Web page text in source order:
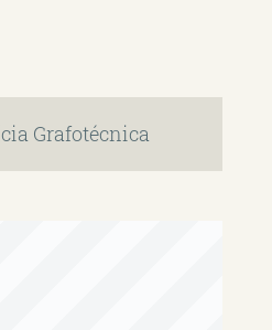
Grafotécnica